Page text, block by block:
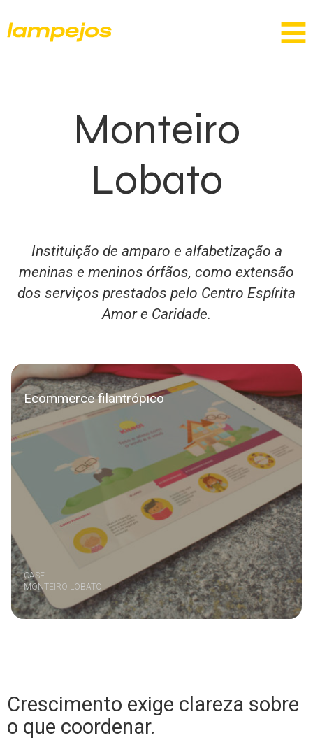
Monteiro
Lobato
Instituição de amparo e alfabetização a
meninas e meninos órfãos, como extensão
dos serviços prestados pelo Centro Espírita
Amor e Caridade.
Ecommerce filantrópico
CASE
MONTEIRO LOBATO
Crescimento exige clareza sobre
o que coordenar.